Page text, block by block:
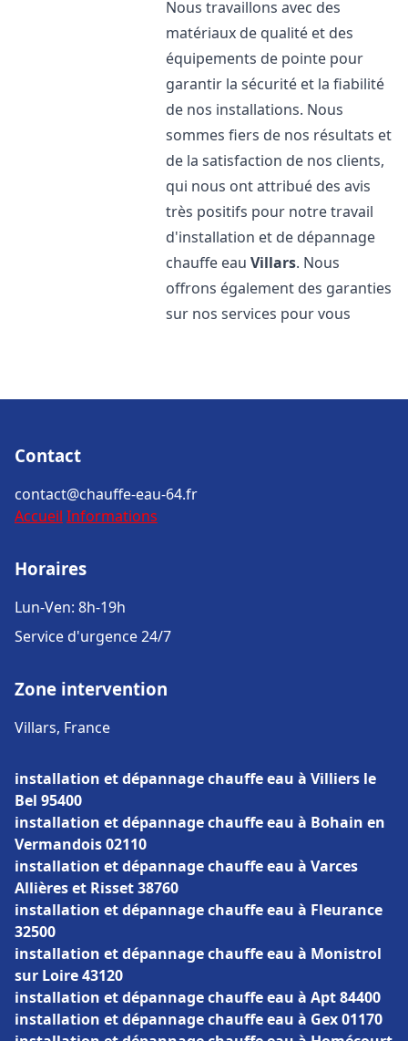
Nous travaillons avec des
matériaux de qualité et des
équipements de pointe pour
garantir la sécurité et la fiabilité
de nos installations. Nous
sommes fiers de nos résultats et
de la satisfaction de nos clients,
qui nous ont attribué des avis
très positifs pour notre travail
d'installation et de dépannage
chauffe eauVillars. Nous
offrons également des garanties
sur nos services pour vous
Contact
contact@chauffe-eau-64.fr
Accueil Informations
Horaires
Lun-Ven: 8h-19h
Service d'urgence 24/7
Zone intervention
Villars, France
installation et dépannage chauffe eau à Villiers le
Bel 95400
installation et dépannage chauffe eau à Bohain en
Vermandois 02110
installation et dépannage chauffe eau à Varces
Allières et Risset 38760
installation et dépannage chauffe eau à Fleurance
32500
installation et dépannage chauffe eau à Monistrol
sur Loire 43120
installation et dépannage chauffe eau à Apt 84400
installation et dépannage chauffe eau à Gex 01170